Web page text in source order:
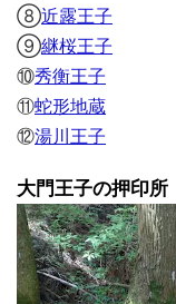
⑧近露王子
⑨継桜王子
⑩秀衡王子
⑪蛇形地蔵
⑫湯川王子
大門王子の押印所